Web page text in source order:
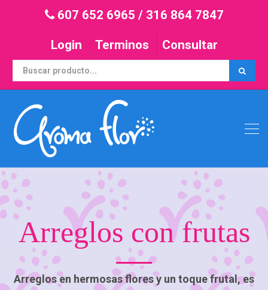
607 652 6965 / 316 864 7847
Login Terminos Consultar
Arreglos con frutas
Arreglos en hermosas flores y un toque frutal, es